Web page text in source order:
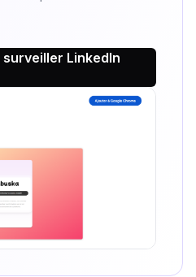
LinkedIn